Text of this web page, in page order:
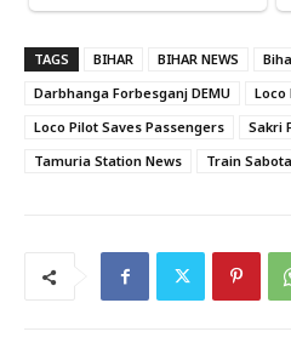
TAGS BIHAR BIHAR NEWS
Darbhanga Forbesganj DEMU
Loco
Loco Pilot Saves Passengers
Sakri
Tamuria Station News
Train